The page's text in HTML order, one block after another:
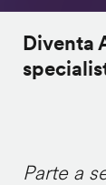
Diventa
Parte a